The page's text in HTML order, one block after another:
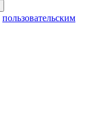
пользовательским